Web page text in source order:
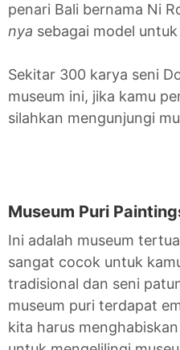
penari Bali bernama Ni
nya sebagai model
Sekitar 300 karya seni
museum ini, jika kamu
silahkan mengunjungi
Museum Puri
Ini adalah museum
sangat cocok untuk
tradisional dan seni
museum puri terdapat
kita harus